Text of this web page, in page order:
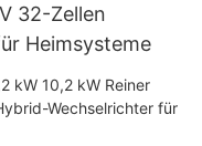
32-Zellen
Heimsysteme